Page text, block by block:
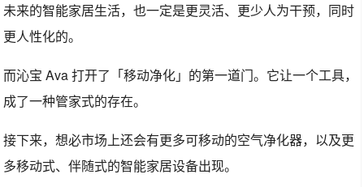
未来的智能家居生活，也一定是更灵活、更少人为干预，同时
更人性化的。
而沁宝 Ava 打开了「移动净化」的第一道门。它让一个工具，
成了一种管家式的存在。
接下来，想必市场上还会有更多可移动的空气净化器，以及更
多移动式、伴随式的智能家居设备出现。